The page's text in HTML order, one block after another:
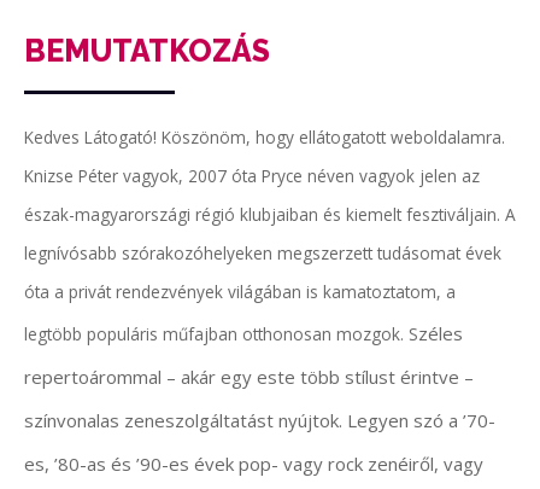
BEMUTATKOZÁS
Kedves Látogató! Köszönöm, hogy ellátogatott weboldalamra.
Knizse Péter vagyok, 2007 óta Pryce néven vagyok jelen az
észak-magyarországi régió klubjaiban és kiemelt fesztiváljain. A
legnívósabb szórakozóhelyeken megszerzett tudásomat évek
óta a privát rendezvények világában is kamatoztatom, a
legtöbb populáris műfajban otthonosan mozgok. Széles
repertoárommal – akár egy este több stílust érintve –
színvonalas zeneszolgáltatást nyújtok. Legyen szó a ’70-
es, ’80-as és ’90-es évek pop- vagy rock zenéiről, vagy